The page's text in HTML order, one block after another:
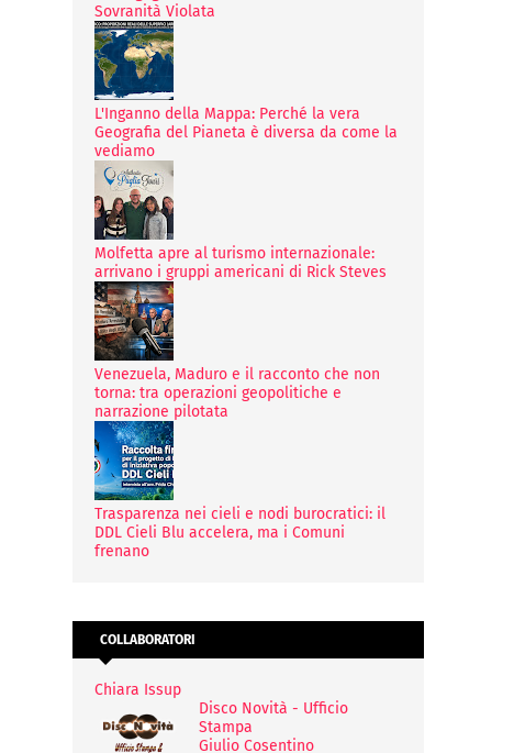
Sovranità Violata
L'Inganno della Mappa: Perché la vera
Geografia del Pianeta è diversa da come la
vediamo
Molfetta apre al turismo internazionale:
arrivano i gruppi americani di Rick Steves
Venezuela, Maduro e il racconto che non
torna: tra operazioni geopolitiche e
narrazione pilotata
Trasparenza nei cieli e nodi burocratici: il
DDL Cieli Blu accelera, ma i Comuni
frenano
COLLABORATORI
Chiara Issup
Disco Novità - Ufficio
Stampa
Giulio Cosentino